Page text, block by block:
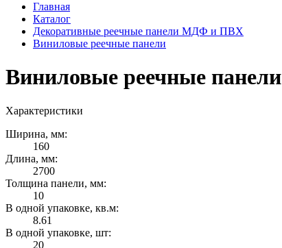
Главная
Каталог
Декоративные реечные панели МДФ и ПВХ
Виниловые реечные панели
Виниловые реечные панели
Характеристики
Ширина, мм:
160
Длина, мм:
2700
Толщина панели, мм:
10
В одной упаковке, кв.м:
8.61
В одной упаковке, шт:
20